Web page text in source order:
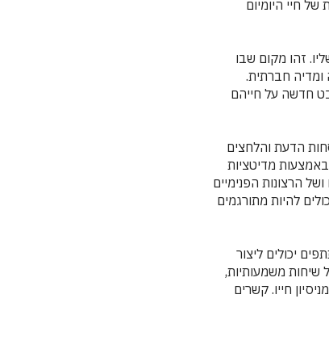
חיי היומיום
זהו מקום שבו
חברתית.
חדשה על חייהם
הדעת והלחצים
מדיטציות
הרצונות הפנימיים
להיות מתורגמים
יכולים ליצור
שיחות משמעותיות,
חייו. קשרים